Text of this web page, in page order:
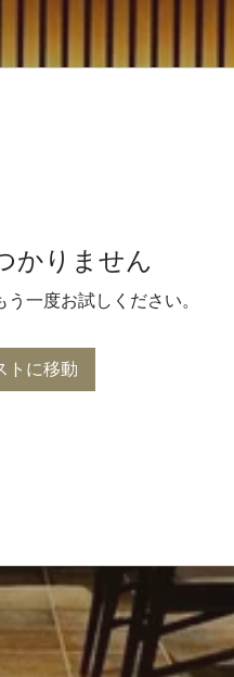
かりません
一度お試しください。
トに移動